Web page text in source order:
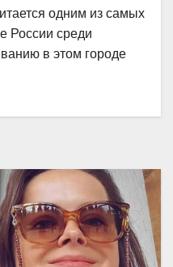
одним из самых
России среди
в этом городе